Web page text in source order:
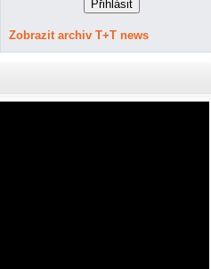
Zobrazit archiv T+T news